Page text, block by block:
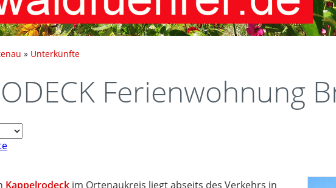
» Unterkünfte
Ferienwohnung
Kappelrodeck im Ortenaukreis liegt abseits des Verkehrs in